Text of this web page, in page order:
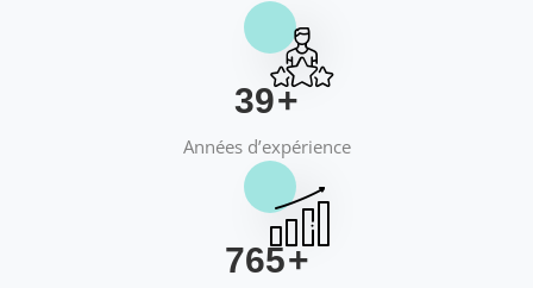
40+
Années d’expérience
769+